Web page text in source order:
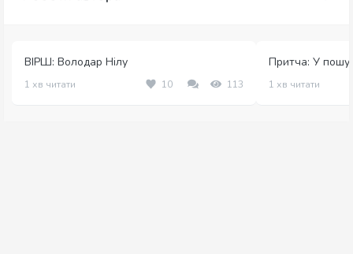
ВІРШ: Володар Нілу
1 хв читати 10 113
Притча: У
1 хв читати